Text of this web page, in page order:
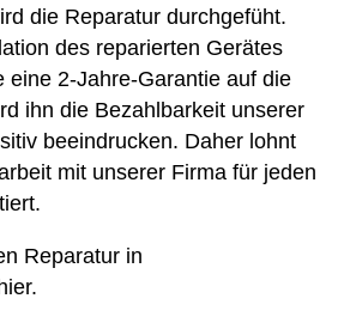
die Reparatur durchgefüht.
des reparierten Gerätes
eine 2-Jahre-Garantie auf die
ihn die Bezahlbarkeit unserer
beeindrucken. Daher lohnt
mit unserer Firma für jeden
Reparatur in
hier.